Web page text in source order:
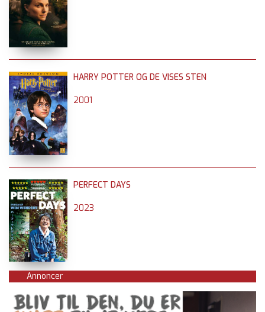
HARRY POTTER OG DE VISES STEN
2001
PERFECT DAYS
2023
Annoncer